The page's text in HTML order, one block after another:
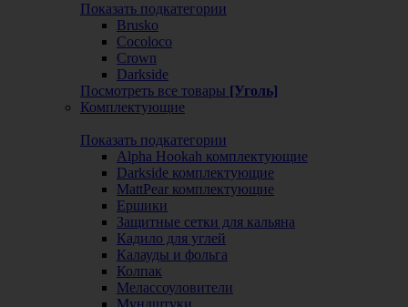
Показать подкатегории
Brusko
Cocoloco
Crown
Darkside
Посмотреть все товары [Уголь]
Комплектующие
Показать подкатегории
Alpha Hookah комплектующие
Darkside комплектующие
MattPear комплектующие
Ершики
Защитные сетки для кальяна
Кадило для углей
Калауды и фольга
Колпак
Мелассоуловители
Мундштуки